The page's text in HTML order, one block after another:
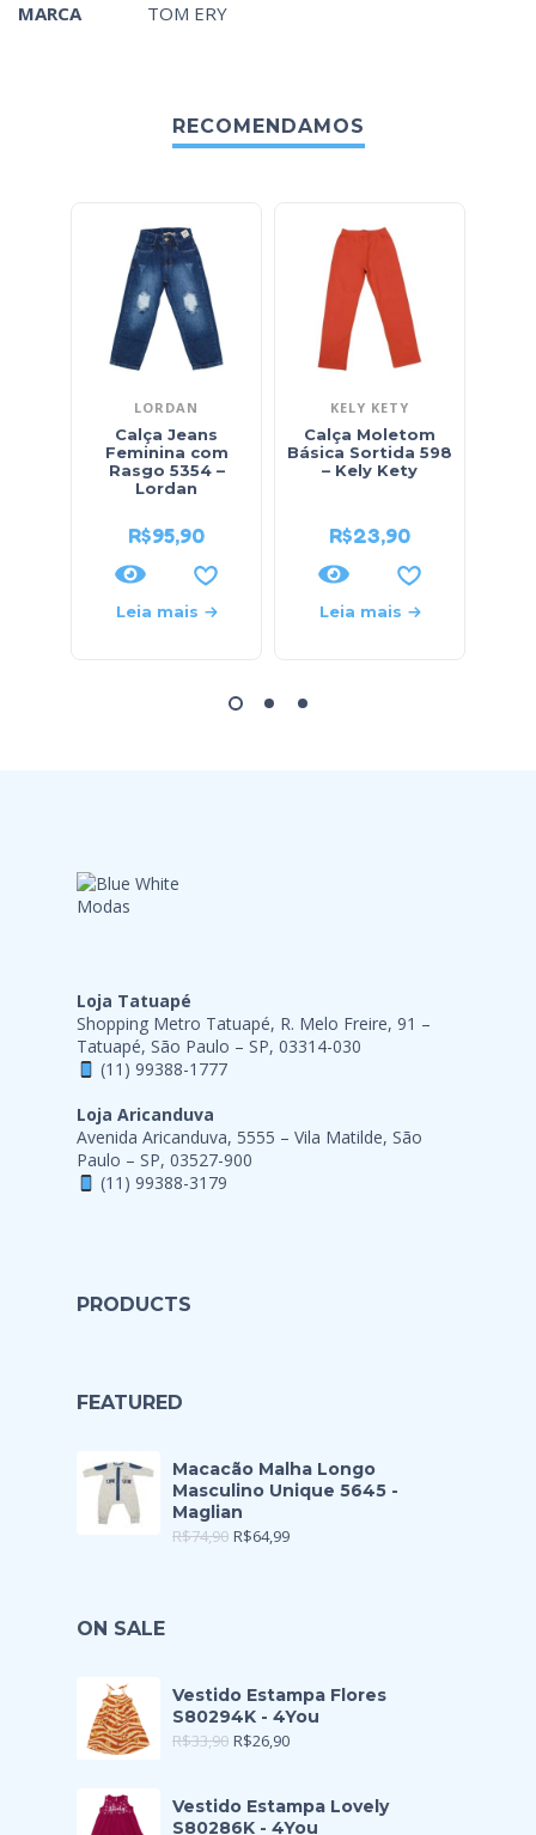
MARCA TOM ERY
RECOMENDAMOS
LORDAN
Calça Jeans
Feminina com
Rasgo 5354 –
Lordan
R$95,90
Leia mais
KELY KETY
Calça Moletom
Básica Sortida 598
– Kely Kety
R$23,90
Leia mais
Loja Tatuapé
Shopping Metro Tatuapé, R. Melo Freire, 91 –
Tatuapé, São Paulo – SP, 03314-030
(11) 99388-1777
Loja Aricanduva
Avenida Aricanduva, 5555 – Vila Matilde, São
Paulo – SP, 03527-900
(11) 99388-3179
PRODUCTS
FEATURED
Macacão Malha Longo
Masculino Unique 5645 -
Maglian
R$74,90 R$64,99
ON SALE
Vestido Estampa Flores
S80294K - 4You
R$33,90 R$26,90
Vestido Estampa Lovely
S80286K - 4You